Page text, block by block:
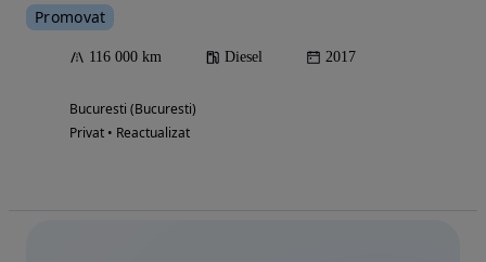
Promovat
116 000 km Diesel 2017
Bucuresti (Bucuresti)
Privat • Reactualizat